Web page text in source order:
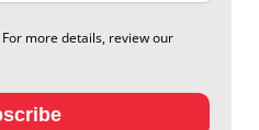
more details, review our